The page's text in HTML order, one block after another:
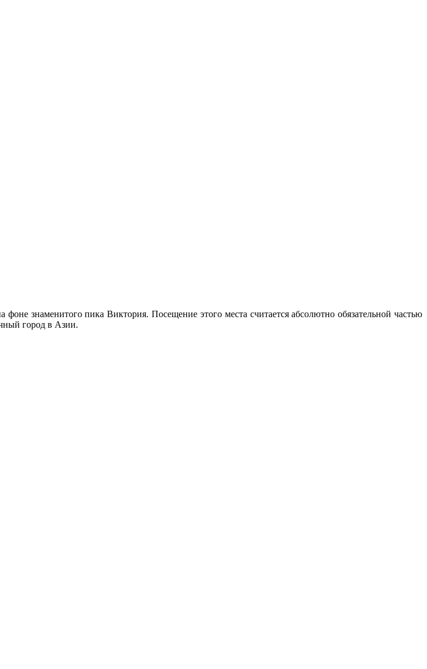
знаменитого пика Виктория. Посещение этого места считается абсолютно обязательной частью
город в Азии.